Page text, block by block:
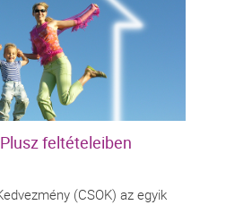
feltételeiben
(CSOK) az egyik